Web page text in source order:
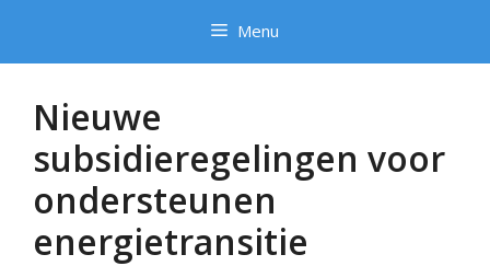
Menu
Nieuwe
subsidieregelingen voor
ondersteunen
energietransitie